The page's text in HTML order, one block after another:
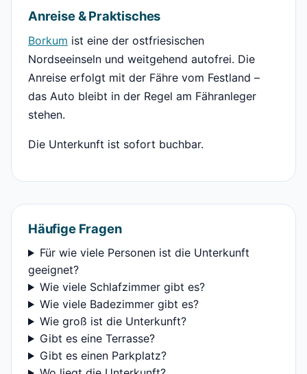
Anreise & Praktisches
Borkum ist eine der ostfriesischen
Nordseeinseln und weitgehend autofrei. Die
Anreise erfolgt mit der Fähre vom Festland –
das Auto bleibt in der Regel am Fähranleger
stehen.
Die Unterkunft ist sofort buchbar.
Häufige Fragen
Für wie viele Personen ist die Unterkunft
geeignet?
Wie viele Schlafzimmer gibt es?
Wie viele Badezimmer gibt es?
Wie groß ist die Unterkunft?
Gibt es eine Terrasse?
Gibt es einen Parkplatz?